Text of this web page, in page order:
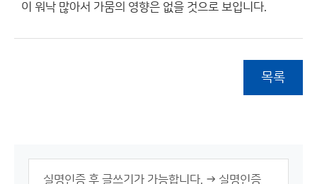
이 워낙 많아서 가뭄의 영향은 없을 것으로 보입니다.
목록